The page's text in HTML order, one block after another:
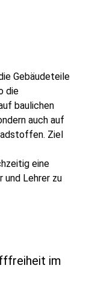
Gebäudeteile
die
baulichen
auch auf
Ziel
eine
Lehrer zu
im